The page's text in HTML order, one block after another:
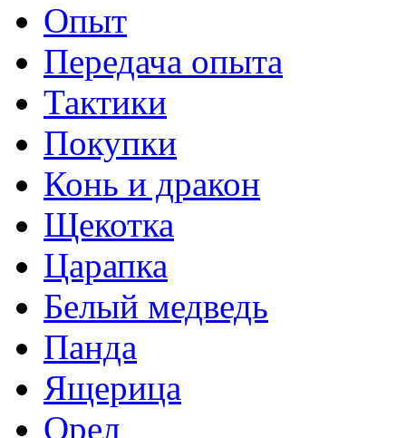
Опыт
Передача опыта
Тактики
Покупки
Конь и дракон
Щекотка
Царапка
Белый медведь
Панда
Ящерица
Орел